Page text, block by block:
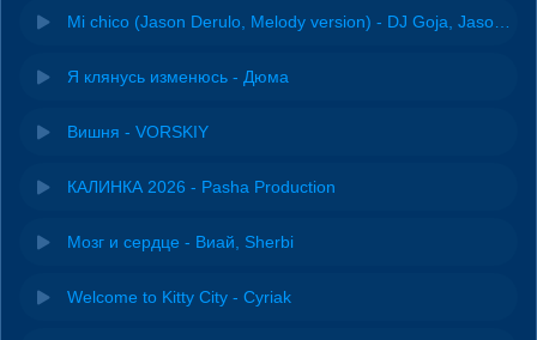
Я клянусь изменюсь - Дюма
Вишня - VORSKIY
КАЛИНКА 2026 - Pasha Production
Мозг и сердце - Виай, Sherbi
Welcome to Kitty City - Cyriak